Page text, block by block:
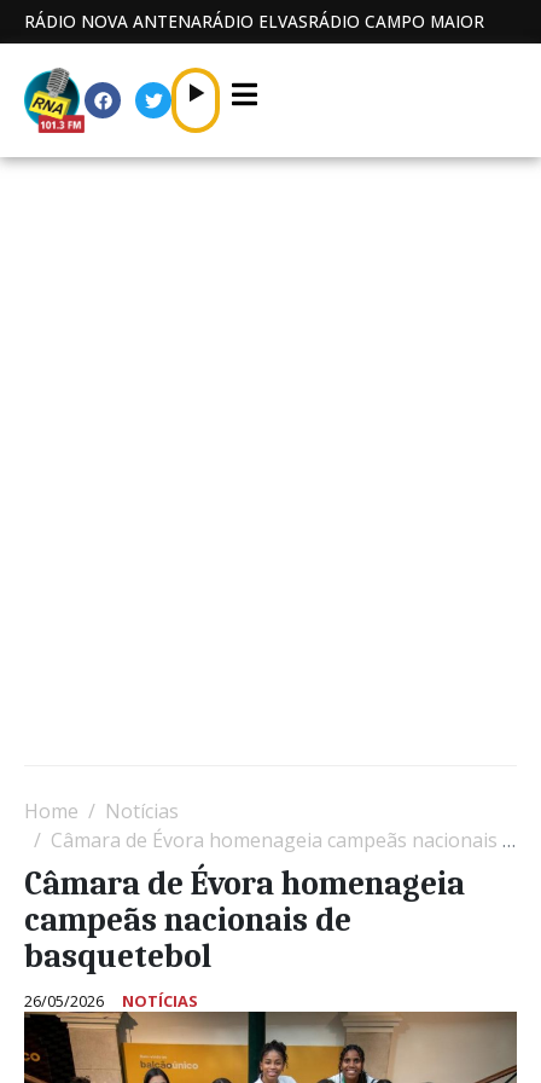
RÁDIO NOVA ANTENARÁDIO ELVASRÁDIO CAMPO MAIOR
Home
Notícias
Câmara de Évora homenageia campeãs nacionais de basquetebol
Câmara de Évora homenageia
campeãs nacionais de
basquetebol
26/05/2026 NOTÍCIAS